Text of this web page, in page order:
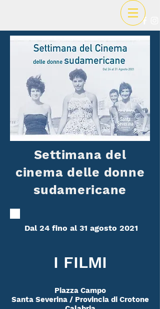
Settimana del
cinema delle donne
sudamericane
Dal 24 fino al 31 agosto 2021
I FILMI
Piazza Campo
Santa Severina / Provincia di Crotone